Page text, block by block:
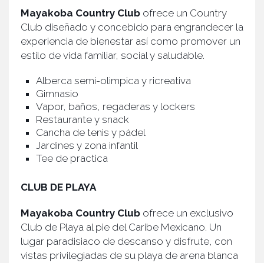
Mayakoba Country Club ofrece un Country
Club diseñado y concebido para engrandecer la
experiencia de bienestar así como promover un
estilo de vida familiar, social y saludable.
Alberca semi-olimpica y ricreativa
Gimnasio
Vapor, baños, regaderas y lockers
Restaurante y snack
Cancha de tenis y pádel
Jardines y zona infantil
Tee de practica
CLUB DE PLAYA
Mayakoba Country Club ofrece un exclusivo
Club de Playa al pie del Caribe Mexicano. Un
lugar paradisiaco de descanso y disfrute, con
vistas privilegiadas de su playa de arena blanca